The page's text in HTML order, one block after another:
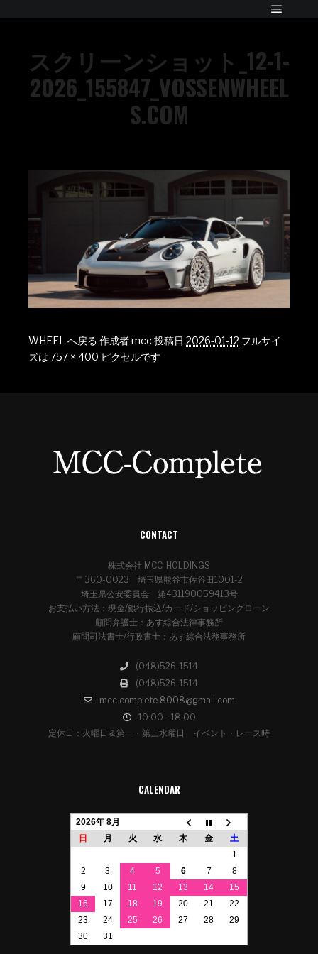
スクリーンショット_12-1-
2026_155847_VOSSENWHEEL
S.COM
WHEEL へ戻る 作成者mcc投稿日 2026-01-12 フルサイ
ズは 757 × 400 ピクセルです
CONTACT
株式会社 MCC-HOLDINGS
〒360-0023 埼玉県熊谷市佐谷田1001-2
埼玉県公安委員会 第431190059413号
お支払い方法：現金/銀行振込/カード/ショッピングローン
顧問弁護士：あす綜合法律事務所
顧問司法書士/行政書士：あす綜合法務事務所
(048)526-1514
(048)526-1514
mcc.complete.8008@gmail.com
10:00 - 18:00
定休日：火曜日＆第一・第三水曜日 イベント・レース時
CALENDAR
2026年 8月
日
月 火 水 木 金
土
1
2
3 4 5 6 7
8
9
10 11 12 13 14
15
16
17 18 19 20 21
22
23
24 25 26 27 28
29
30
31